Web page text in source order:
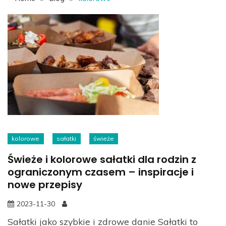
kolorowe sałatki świeże
Świeże i kolorowe sałatki dla rodzin z
ograniczonym czasem – inspiracje i
nowe przepisy
2023-11-30
Sałatki jako szybkie i zdrowe danie Sałatki to